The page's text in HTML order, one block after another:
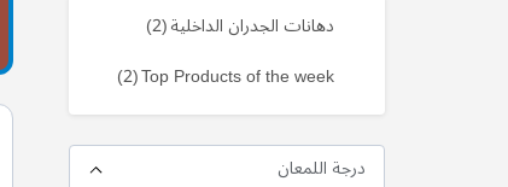
دهانات الجدران الداخلية 2منتج
Top Products of the week
2منتج
درجة اللمعان